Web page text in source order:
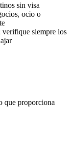
sin visa
ocio o
verifique siempre los
que proporciona